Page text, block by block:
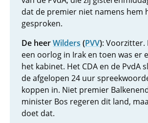
dat de premier niet namens hem
gesproken.
De heerWilders (PVV): Voorzitter.
een oorlog in Irak en toen was er
het kabinet. Het CDA en de PvdA
de afgelopen 24 uur
koppen in. Niet premier
minister Bos regeren dit land,
doet dat.